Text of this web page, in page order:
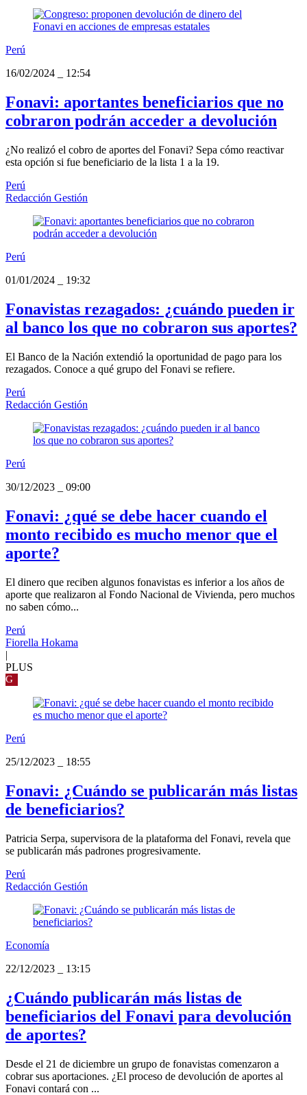
Perú
16/02/2024
12:54
Fonavi: aportantes beneficiarios que no
cobraron podrán acceder a devolución
¿No realizó el cobro de aportes del Fonavi? Sepa cómo reactivar
esta opción si fue beneficiario de la lista 1 a la 19.
Perú
Redacción Gestión
Perú
01/01/2024
19:32
Fonavistas rezagados: ¿cuándo pueden ir
al banco los que no cobraron sus aportes?
El Banco de la Nación extendió la oportunidad de pago para los
rezagados. Conoce a qué grupo del Fonavi se refiere.
Perú
Redacción Gestión
Perú
30/12/2023
09:00
Fonavi: ¿qué se debe hacer cuando el
monto recibido es mucho menor que el
aporte?
El dinero que reciben algunos fonavistas es inferior a los años de
aporte que realizaron al Fondo Nacional de Vivienda, pero muchos
no saben cómo...
Perú
Fiorella Hokama
|
PLUS
G
Perú
25/12/2023
18:55
Fonavi: ¿Cuándo se publicarán más listas
de beneficiarios?
Patricia Serpa, supervisora de la plataforma del Fonavi, revela que
se publicarán más padrones progresivamente.
Perú
Redacción Gestión
Economía
22/12/2023
13:15
¿Cuándo publicarán más listas de
beneficiarios del Fonavi para devolución
de aportes?
Desde el 21 de diciembre un grupo de fonavistas comenzaron a
cobrar sus aportaciones. ¿El proceso de devolución de aportes al
Fonavi contará con ...